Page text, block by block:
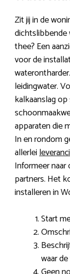
Zit jij in de
dichtslibbende
thee? Een
voor de
leidingwater.
kalkaanslag
apparaten die
In en rondom
allerlei
Informeer
partners. Het
installeren in
Start
waar